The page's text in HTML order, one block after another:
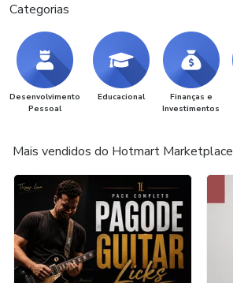
Categorias
Desenvolvimento
Pessoal
Educacional
Finanças e
Investimentos
Mais vendidos do Hotmart Marketplace